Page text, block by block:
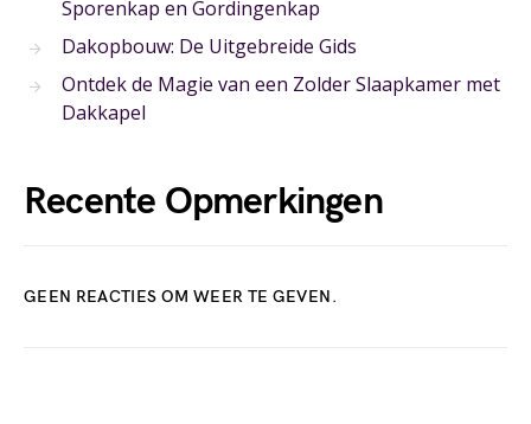
Sporenkap en Gordingenkap
Dakopbouw: De Uitgebreide Gids
Ontdek de Magie van een Zolder Slaapkamer met
Dakkapel
Recente Opmerkingen
GEEN REACTIES OM WEER TE GEVEN.